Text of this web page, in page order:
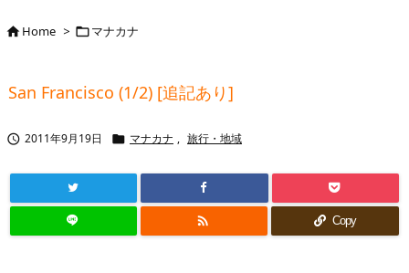
Home > マナカナ
San Francisco (1/2) [追記あり]
 2011年9月19日  マナカナ , 旅行・地域
 Copy